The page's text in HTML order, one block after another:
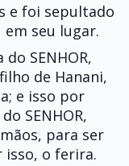
e foi sepultado
em seu lugar.
SENHOR,
de Hanani,
e isso por
SENHOR,
para ser
isso, o ferira.